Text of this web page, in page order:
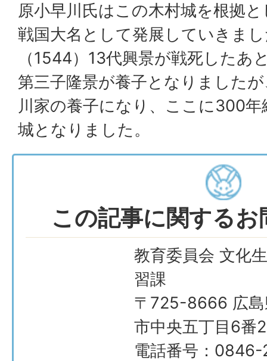
原小早川氏はこの木村城を根拠
戦国大名として発展していきま
（1544）13代興景が戦死したあ
第三子隆景が養子となりました
川家の養子になり、ここに300
城となりました。
この記事に関する
教育委員会 文化
習課
〒725-8666 広島
市中央五丁目6番
電話番号：